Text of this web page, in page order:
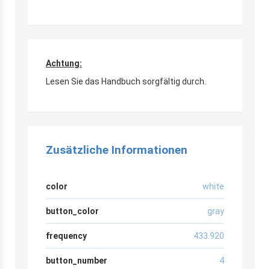
Achtung:
Lesen Sie das Handbuch sorgfältig durch.
Zusätzliche Informationen
color white
button_color gray
frequency 433.920
button_number 4